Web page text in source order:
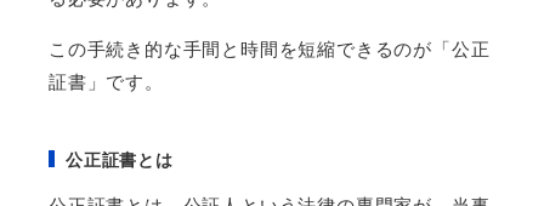
この手続き的な手間と時間を短縮できるのが「公正
証書」です。
公正証書とは